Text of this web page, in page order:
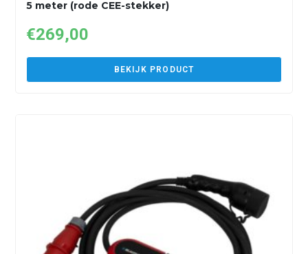
5 meter (rode CEE-stekker)
€269,00
BEKIJK PRODUCT